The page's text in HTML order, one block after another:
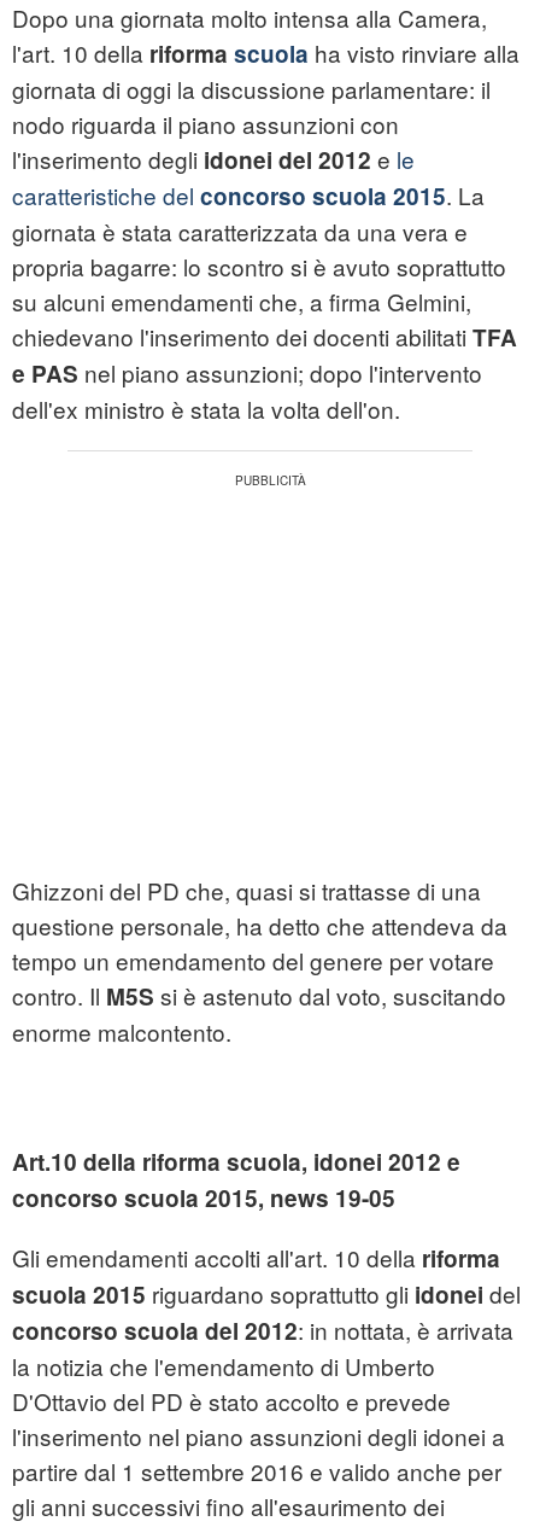
Dopo una giornata molto intensa alla Camera,
l'art. 10 della riforma scuola ha visto rinviare alla
giornata di oggi la discussione parlamentare: il
nodo riguarda il piano assunzioni con
l'inserimento degli idonei del 2012 e le
caratteristiche del concorso scuola 2015. La
giornata è stata caratterizzata da una vera e
propria bagarre: lo scontro si è avuto soprattutto
su alcuni emendamenti che, a firma Gelmini,
chiedevano l'inserimento dei docenti abilitati TFA
e PAS nel piano assunzioni; dopo l'intervento
dell'ex ministro è stata la volta dell'on.
Ghizzoni del PD che, quasi si trattasse di una
questione personale, ha detto che attendeva da
tempo un emendamento del genere per votare
contro. Il M5S si è astenuto dal voto, suscitando
enorme malcontento.
Art.10 della riforma scuola, idonei 2012 e
concorso scuola 2015, news 19-05
Gli emendamenti accolti all'art. 10 della riforma
scuola 2015 riguardano soprattutto gli idonei del
concorso scuola del 2012: in nottata, è arrivata
la notizia che l'emendamento di Umberto
D'Ottavio del PD è stato accolto e prevede
l'inserimento nel piano assunzioni degli idonei a
partire dal 1 settembre 2016 e valido anche per
gli anni successivi fino all'esaurimento dei